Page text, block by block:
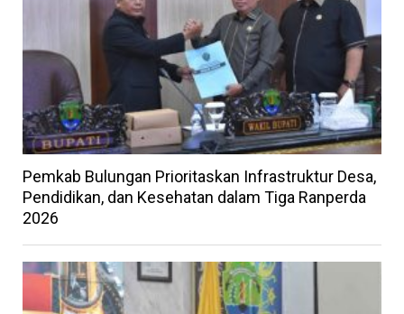
Pemkab Bulungan Prioritaskan Infrastruktur Desa,
Pendidikan, dan Kesehatan dalam Tiga Ranperda
2026